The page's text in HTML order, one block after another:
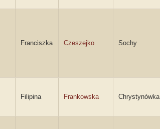
Franciszka Czeszejko Sochy
Filipina Frankowska Chrystynówka